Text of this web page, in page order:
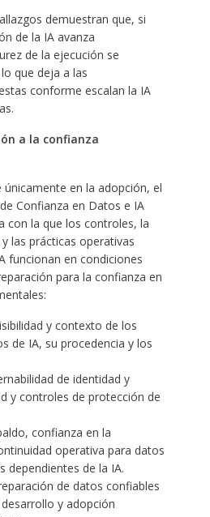
demuestran que, si
de la IA avanza
de la ejecución se
que deja a las
conforme escalan la IA
a la confianza
únicamente en la adopción, el
Confianza en Datos e IA
con la que los controles, la
las prácticas operativas
funcionan en condiciones
para la confianza en
y contexto de los
de IA, su procedencia y los
de identidad y
y controles de protección de
confianza en la
operativa para datos
dependientes de la IA.
de datos confiables
y adopción